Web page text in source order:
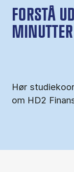
FORSTÅ
MINUTTER
Hør
om HD2